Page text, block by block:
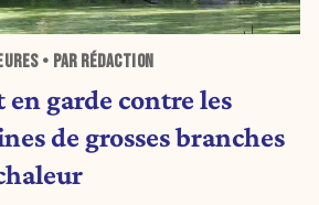
• PAR RÉDACTION
garde contre les
de grosses branches